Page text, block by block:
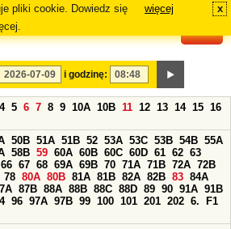
pliki cookie. Dowiedz się
więcej x
i godzinę:
4 5 6 7 8 9 10A 10B 11 12 13 14 15 16
50B 51A 51B 52 53A 53C 53B 54B 55A
58B 59 60A 60B 60C 60D 61 62 63
66 67 68 69A 69B 70 71A 71B 72A 72B
78 80A 80B 81A 81B 82A 82B 83 84A
87B 88A 88B 88C 88D 89 90 91A 91B
96 97A 97B 99 100 101 201 202 6.
F1